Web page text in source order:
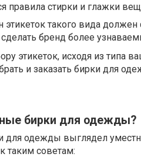
правила стирки и глажки
такого вида должен
бренд более
этикеток, исходя из типа
и заказать бирки для
бирки для одежды?
для одежды выглядел
таким советам: